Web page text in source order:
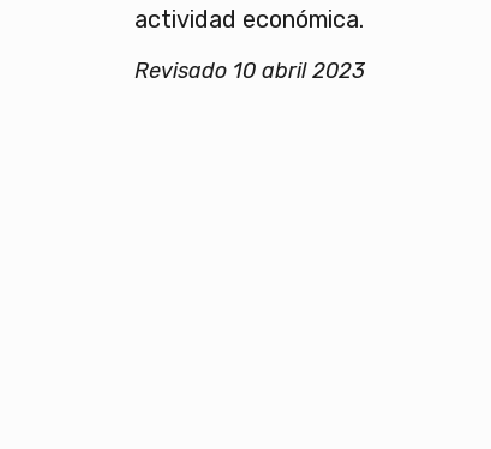
actividad económica.
Revisado 10 abril 2023